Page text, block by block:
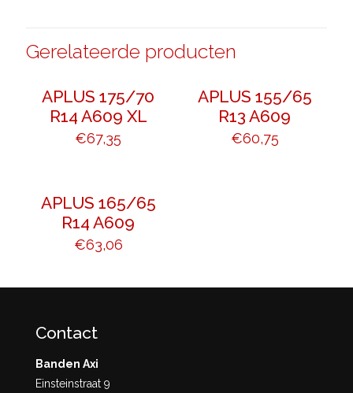
Gerelateerde producten
APLUS 175/70
R14 A609 XL
€67,35
APLUS 155/65
R13 A609
€60,75
APLUS 165/65
R14 A609
€63,06
Contact
Banden Axi
Einsteinstraat 9